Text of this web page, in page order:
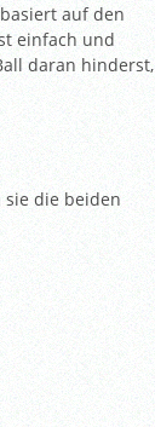
auf den
einfach und
daran hinderst,
die beiden